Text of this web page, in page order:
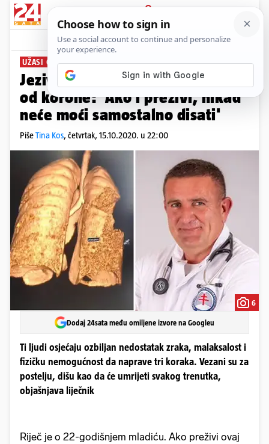
PRIJAVA
News Komentari
UŽASI OBOLJENJA
Jeziva snimka pluća oboljelog
od korone: 'Ako i preživi, nikad
neće moći samostalno disati'
PišeTina Kos, četvrtak, 15.10.2020. u 22:00
6
Dodaj 24sata među omiljene izvore na Googleu
Ti ljudi osjećaju ozbiljan nedostatak zraka, malaksalost i
fizičku nemogućnost da naprave tri koraka. Vezani su za
postelju, dišu kao da će umrijeti svakog trenutka,
objašnjava liječnik
Riječ je o 22-godišnjem mladiću. Ako preživi ovaj